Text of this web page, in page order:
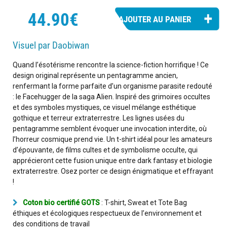
44.90€
Visuel par Daobiwan
Quand l’ésotérisme rencontre la science-fiction horrifique ! Ce
design original représente un pentagramme ancien,
renfermant la forme parfaite d’un organisme parasite redouté
: le Facehugger de la saga Alien. Inspiré des grimoires occultes
et des symboles mystiques, ce visuel mélange esthétique
gothique et terreur extraterrestre. Les lignes usées du
pentagramme semblent évoquer une invocation interdite, où
l’horreur cosmique prend vie. Un t-shirt idéal pour les amateurs
d’épouvante, de films cultes et de symbolisme occulte, qui
apprécieront cette fusion unique entre dark fantasy et biologie
extraterrestre. Osez porter ce design énigmatique et effrayant
!
Coton bio certifié GOTS: T-shirt, Sweat et Tote Bag
éthiques et écologiques respectueux de l’environnement et
des conditions de travail